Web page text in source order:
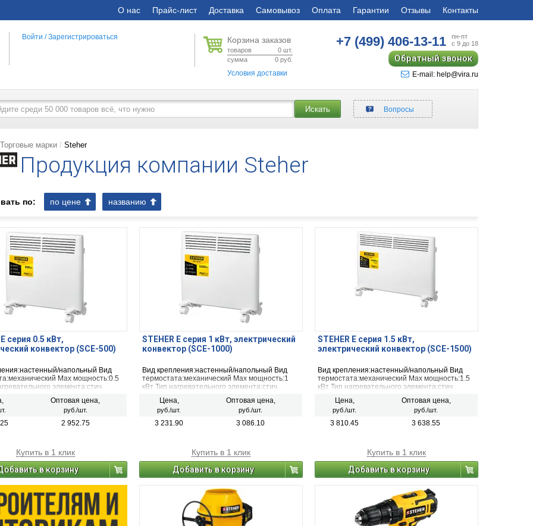
О нас Прайс-лист Доставка Самовывоз Оплата Гарантии Отзывы Контакты
Корзина заказов
товаров 0 шт.
сумма
0 руб.
Условия доставки
+7 (499)406-13-11
пн-пт
с 9 до 18
Обратный звонок
E-mail: help@vira.ru
Войти /Зарегистрироваться
Искать Вопросы
Торговые марки Steher
Продукция компании Steher
по: по цене названию
серия 0.5 кВт,
конвектор (SCE-500)
напольный Вид
Max мощность:0.5
элемента:стич
м² Длина шнура:1.4 м Материал
Оптовая цена,
руб./шт.
2 952.75
Купить в 1 клик
в корзину
STEHER Е серия 1 кВт, электрический
конвектор (SCE-1000)
Вид крепления:настенный/напольный Вид
термостата:механический Max мощность:1
кВт Тип нагревательного элемента:стич
площадь:15 м² Длина шнура:1.4 м Материал
корпуса:металл
Цена,
руб./шт.
Оптовая цена,
руб./шт.
3 231.90 3 086.10
Купить в 1 клик
Добавить в корзину
STEHER Е серия 1.5 кВт,
электрический конвектор (SCE-1500)
Вид крепления:настенный/напольный Вид
термостата:механический Max мощность:1.5
кВт Тип нагревательного элемента:стич
площадь:20 м² Длина шнура:1.4 м Материал
корпуса:металл
Цена,
руб./шт.
Оптовая цена,
руб./шт.
3 810.45 3 638.55
Купить в 1 клик
Добавить в корзину